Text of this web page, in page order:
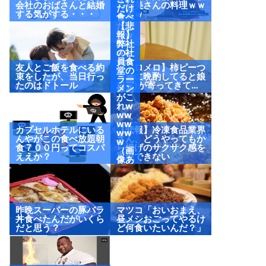
会社のおばさんと結婚
する気がする・・・
野友美さんの料理ｗｗ
ｗｗｗ
友人とご飯を食べる約
束をしたが、当日行っ
たのはドトール
（画
像あ
り）
【メロメロ】柿ピーつ
まみに晩酌してると娘
(2歳)が寄ってきて…
カプセルホテルにいる
んやがこの食べ放題朝
食７００円ってコスパ
ええか？
だけ
食べ
たっ
たw
ww
ww
ww
w
（画
像あ
り）
【悲報】冷凍食品業界
さん、どうやってもか
ら揚げのサクサク感を
再現できない
昨晩スーパーの豚バラ
丼食べたんだがいくら
だと思う？
【悲
報】
弊社
の社
員食
堂の
ラー
メン
がこ
れw
ww
ww
ww
w
（画
像あ
り）
マツコ「おいおまえ、
昼メシおごってやるけ
ど何食いたいんだ？」